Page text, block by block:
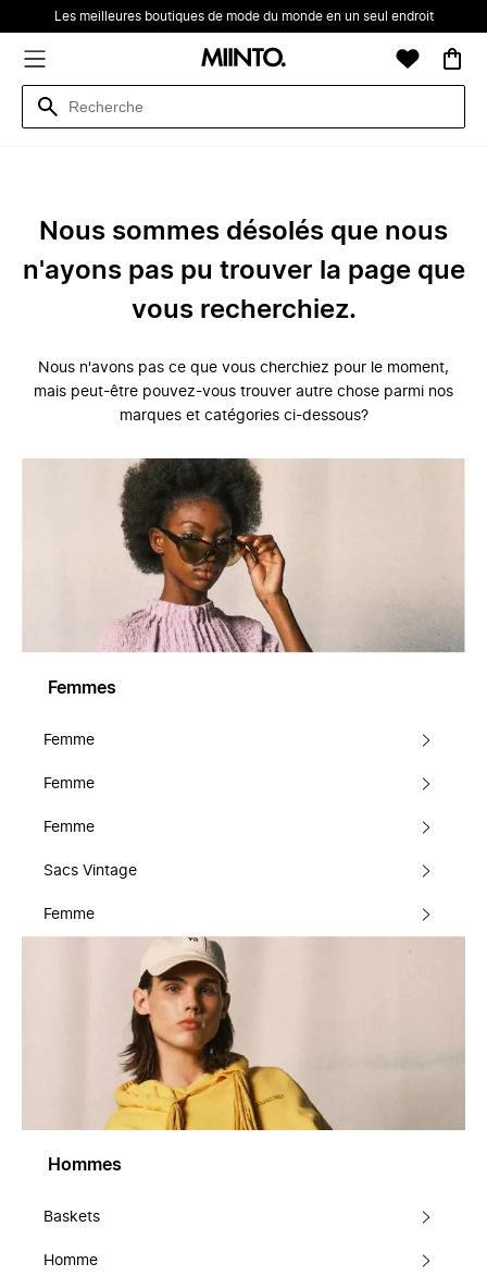
Les meilleures boutiques de mode du monde en un seul endroit
Nous sommes désolés que nous
n'ayons pas pu trouver la page que
vous recherchiez.
Nous n'avons pas ce que vous cherchiez pour le moment,
mais peut-être pouvez-vous trouver autre chose parmi nos
marques et catégories ci-dessous?
Femmes
Femme
Femme
Femme
Sacs Vintage
Femme
Hommes
Baskets
Homme